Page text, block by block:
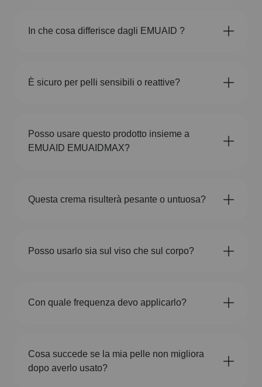
In che cosa differisce dagli EMUAID ?
È sicuro per pelli sensibili o reattive?
Posso usare questo prodotto insieme a
EMUAID EMUAIDMAX?
Questa crema risulterà pesante o untuosa?
Posso usarlo sia sul viso che sul corpo?
Con quale frequenza devo applicarlo?
Cosa succede se la mia pelle non migliora
dopo averlo usato?